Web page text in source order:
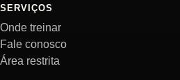
SERVIÇOS
Onde treinar
Fale conosco
Área restrita